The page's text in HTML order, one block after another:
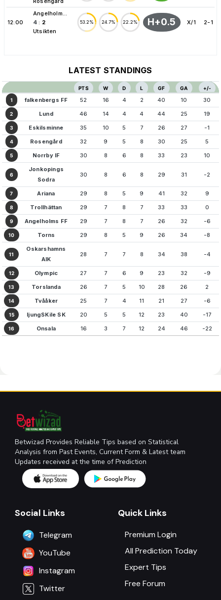
12:00
Angelholm...
4 : 2
Utsikten
53.2% 24.7% 22.2% H+0.5 X/1 2-1
LATEST STANDINGS
PTS W D L GF GA
+/-
1
falkenbergs FF 52 16 4 2 40 10 30
2 Lund 46 14 4 4 44 25 19
3 Eskilsminne 35 10 5 7 26 27 -1
4 Rosengård 32 9 5 8 30 25 5
5 Norrby IF 30 8 6 8 33 23 10
6
Jonkopings
Sodra
30 8 6 8 29 31 -2
7 Ariana 29 8 5 9 41 32 9
8 Trollhättan 29 7 8 7 33 33 0
9 Angelholms FF 29 7 8 7 26 32 -6
10 Torns 29 8 5 9 26 34 -8
11
Oskarshamns
AIK
28 7 7 8 34 38 -4
12 Olympic 27 7 6 9 23 32 -9
13 Torslanda 26 7 5 10 28 26 2
14 Tvååker 25 7 4 11 21 27 -6
15 ljungSKile SK 20 5 5 12 23 40 -17
16 Onsala 16 3 7 12 24 46 -22
Betwizad Provides Reliable Tips based on Statistical
Analysis from Past Events, Current Form & Latest team
Updates received at the time of Prediction
Social Links
Telegram
YouTube
Instagram
Twitter
Quick Links
Premium Login
All Prediction Today
Expert Tips
Free Forum